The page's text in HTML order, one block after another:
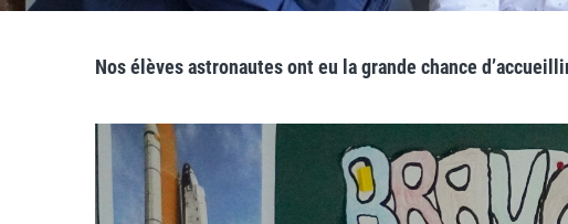
Nos élèves astronautes ont eu la grande chance